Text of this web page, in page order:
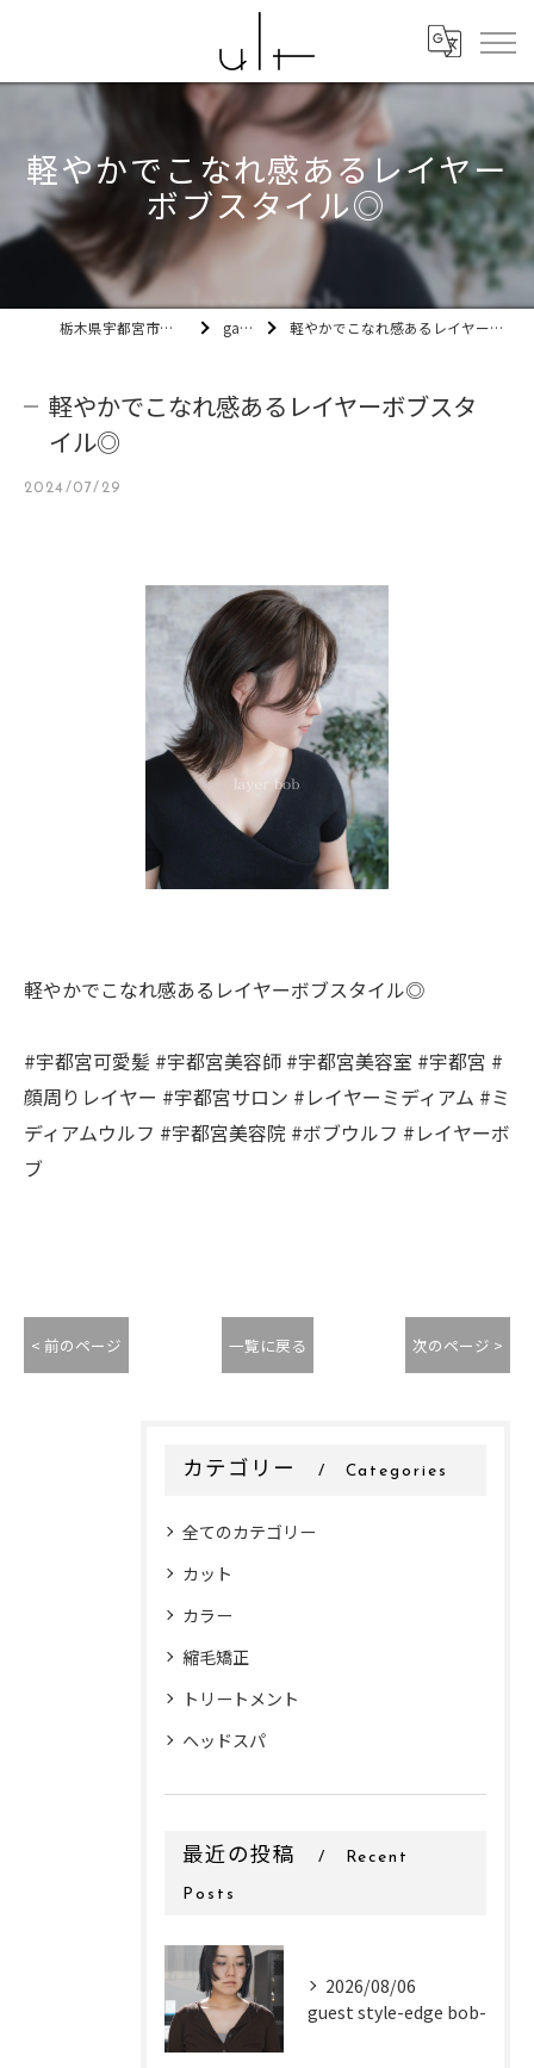
軽やかでこなれ感あるレイヤー
ボブスタイル◎
栃木県宇都宮市の美容室ult gallery 軽やかでこなれ感あるレイヤーボブスタイル◎
軽やかでこなれ感あるレイヤーボブスタ
イル◎
2024/07/29
軽やかでこなれ感あるレイヤーボブスタイル◎
#宇都宮可愛髪 #宇都宮美容師 #宇都宮美容室 #宇都宮 #
顔周りレイヤー #宇都宮サロン #レイヤーミディアム #ミ
ディアムウルフ #宇都宮美容院 #ボブウルフ #レイヤーボ
ブ
< 前のページ 一覧に戻る 次のページ >
カテゴリー Categories
全てのカテゴリー
カット
カラー
縮毛矯正
トリートメント
ヘッドスパ
最近の投稿 Recent
Posts
2026/08/06
guest style-edge bob-